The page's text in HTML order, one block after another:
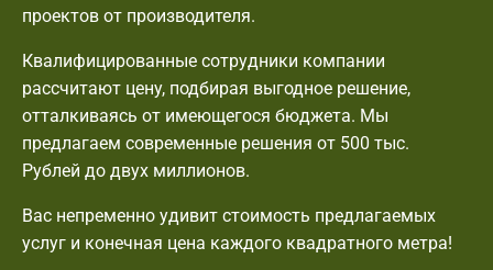
проектов от производителя.
Квалифицированные сотрудники компании
рассчитают цену, подбирая выгодное решение,
отталкиваясь от имеющегося бюджета. Мы
предлагаем современные решения от 500 тыс.
Рублей до двух миллионов.
Вас непременно удивит стоимость предлагаемых
услуг и конечная цена каждого квадратного метра!